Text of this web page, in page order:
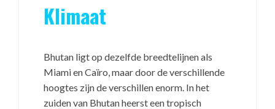
Klimaat
Bhutan ligt op dezelfde breedtelijnen als
Miami en Caïro, maar door de verschillende
hoogtes zijn de verschillen enorm. In het
zuiden van Bhutan heerst een tropisch